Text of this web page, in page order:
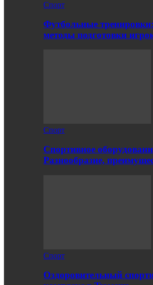
Спорт
Футбольные
методы подготовки
Спорт
Спортивное
Разнообразие,
Спорт
Оздоровительный